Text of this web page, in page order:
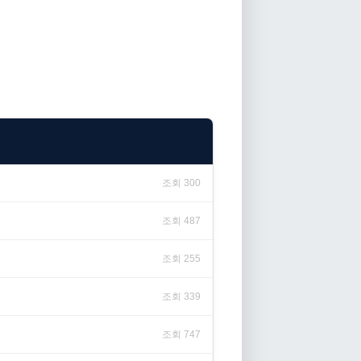
조회 300
조회 487
조회 255
조회 339
조회 747